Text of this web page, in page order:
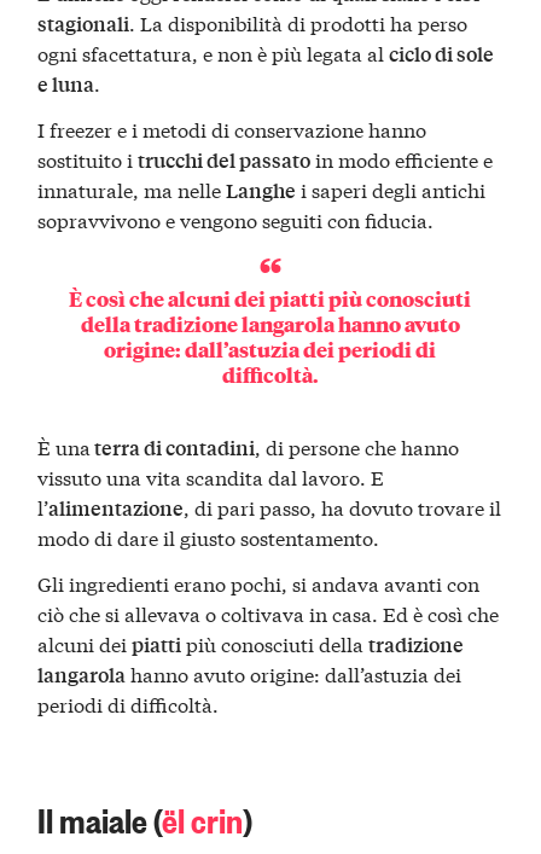
stagionali. La disponibilità di prodotti ha perso
ogni sfacettatura, e non è più legata alciclo di sole
e luna.
I freezer e i metodi di conservazione hanno
sostituito itrucchi del passatoin modo efficiente e
innaturale, ma nelleLanghe i saperi degli antichi
sopravvivono e vengono seguiti con fiducia.
È così che alcuni deipiattipiù conosciuti
dellatradizione langarolahanno avuto
origine: dall’astuzia dei periodi di
difficoltà.
È una terra di contadini, di persone che hanno
vissuto una vita scandita dal lavoro. E
l’alimentazione, di pari passo, ha dovuto trovare il
modo di dare il giusto sostentamento.
Gli ingredienti erano pochi, si andava avanti con
ciò che si allevava o coltivava in casa. Ed è così che
alcuni deipiattipiù conosciuti dellatradizione
langarolahanno avuto origine: dall’astuzia dei
periodi di difficoltà.
Il maiale (ël crin)